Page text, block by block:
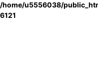
/home/u5556038/
6121